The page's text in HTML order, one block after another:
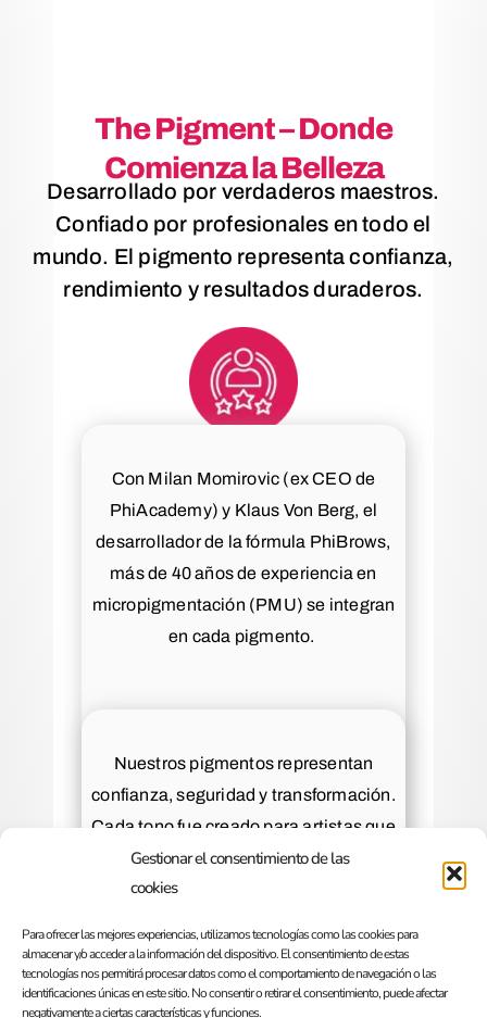
Gestionar el consentimiento de las
cookies
Para ofrecer las mejores experiencias, utilizamos tecnologías como las cookies para
almacenar y/o acceder a la información del dispositivo. El consentimiento de estas
tecnologías nos permitirá procesar datos como el comportamiento de navegación o las
identificaciones únicas en este sitio. No consentir o retirar el consentimiento, puede afectar
negativamente a ciertas características y funciones.
The Pigment – Donde
Comienza la Belleza
Desarrollado por verdaderos maestros.
Confiado por profesionales en todo el
mundo. El pigmento representa confianza,
rendimiento y resultados duraderos.
Con Milan Momirovic (ex CEO de
PhiAcademy) y Klaus Von Berg, el
desarrollador de la fórmula PhiBrows,
más de 40 años de experiencia en
micropigmentación (PMU) se integran
en cada pigmento.
Nuestros pigmentos representan
confianza, seguridad y transformación.
Cada tono fue creado para artistas que
buscan más que lo estándar.
The Pigment es más que una marca. Es
una promesa: creada para convertir la
visión artística en realidad con colores que